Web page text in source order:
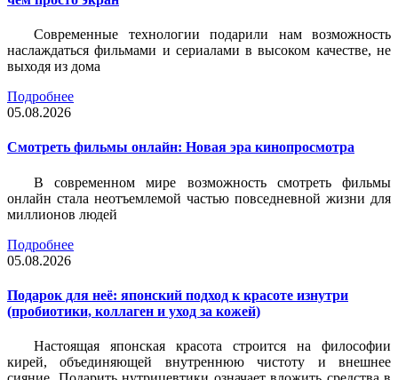
Современные технологии подарили нам возможность
наслаждаться фильмами и сериалами в высоком качестве, не
выходя из дома
Подробнее
05.08.2026
Смотреть фильмы онлайн: Новая эра кинопросмотра
В современном мире возможность смотреть фильмы
онлайн стала неотъемлемой частью повседневной жизни для
миллионов людей
Подробнее
05.08.2026
Подарок для неё: японский подход к красоте изнутри
(пробиотики, коллаген и уход за кожей)
Настоящая японская красота строится на философии
кирей, объединяющей внутреннюю чистоту и внешнее